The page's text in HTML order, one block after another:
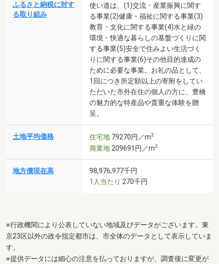
ふるさと納税に対す
る取り組み
使い道は、(1)交流・産業振興に関す
る事業(2)健康・福祉に関する事業(3)
教育・文化に関する事業(4)水と緑の
環境・快適な暮らしの基盤づくりに関
する事業(5)安全で住みよい生活づく
りに関する事業(6)その他目的達成の
ために必要な事業。お礼の品として、
1回につき所定額以上の寄附をしてい
ただいた市外在住の個人の方に、豊橋
の魅力的な特産品や貴重な体験を贈
呈。
土地平均価格 住宅地 79270円／m2
商業地 209691円／m2
地方債現在高
98,976,977千円
1人当たり 270千円
※行政機関により公表していない地域及びデータがございます。東
京23区以外の政令指定都市は、市全体のデータとして表示していま
す。
※提供データには細心の注意を払っておりますが、調査後に変更が